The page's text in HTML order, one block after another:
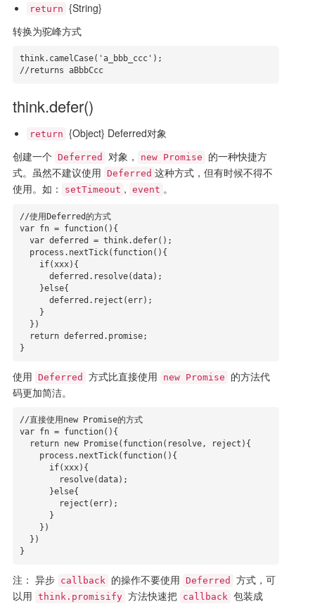
return {String}
转换为驼峰方式
think.camelCase('a_bbb_ccc');
//returns aBbbCcc
think.defer()
return {Object} Deferred对象
创建一个 Deferred 对象， new Promise
的一种快捷方
式。虽然不建议使用 Deferred 这种方式，但有时候不得不
使用。如：
setTimeout , event 。
//使用Deferred的方式
var fn = function(){
}
使用 Deferred 方式比直接使用 new Promise
的方法代
码更加简洁。
//直接使用new Promise的方式
var fn = function(){
}
注： 异步 callback 的操作不要使用 Deferred
方式，可
以用 think.promisify 方法快速把 callback 包装成